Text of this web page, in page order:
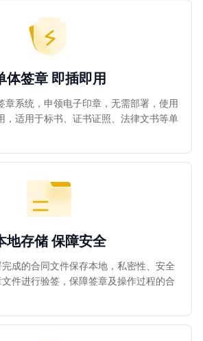
体签章 即插即用
章系统，申领电子印章，无需部署，使用
，适用于标书、证书证照、法律文书等单
地存储 保障安全
成的合同文件保存本地，私密性、安全
件进行验签，保障签章及操作过程的合